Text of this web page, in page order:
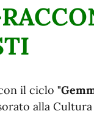
il ciclo
alla